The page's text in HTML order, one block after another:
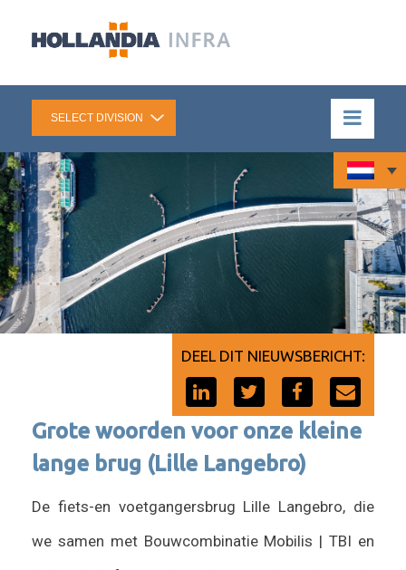
Grote woorden voor onze kleine
lange brug (Lille Langebro)
DEEL DIT NIEUWSBERICHT:
De fiets-en voetgangersbrug Lille Langebro, die
we samen met Bouwcombinatie Mobilis | TBI en